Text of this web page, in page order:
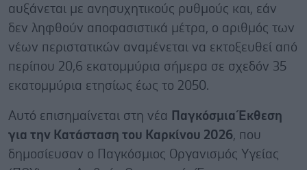
αυξάνεται με ανησυχητικούς ρυθμούς και, εάν
δεν ληφθούν αποφασιστικά μέτρα, ο αριθμός των
νέων περιστατικών αναμένεται να εκτοξευθεί από
περίπου 20,6 εκατομμύρια σήμερα σε σχεδόν 35
εκατομμύρια ετησίως έως το 2050.
Αυτό επισημαίνεται στη νέα Παγκόσμια Έκθεση
για την Κατάσταση του Καρκίνου 2026, που
δημοσίευσαν ο Παγκόσμιος Οργανισμός Υγείας